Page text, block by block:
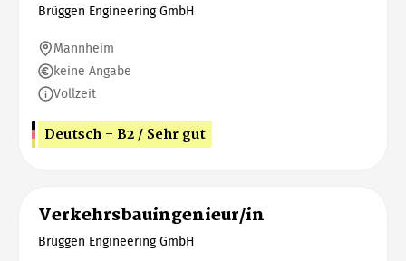
Brüggen Engineering GmbH
Mannheim
keine Angabe
Vollzeit
Deutsch - B2 / Sehr gut
Verkehrsbauingenieur/in
Brüggen Engineering GmbH